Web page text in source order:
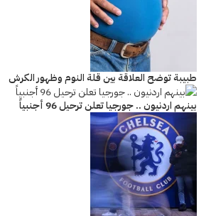
طبيبة توضح العلاقة بين قلة النوم وظهور الكرش
بينهم اردنيون .. جورجيا تعلن ترحيل 96 أجنبياً